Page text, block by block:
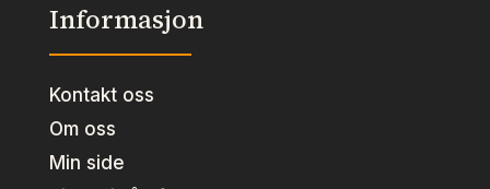
Informasjon
Kontakt oss
Om oss
Min side